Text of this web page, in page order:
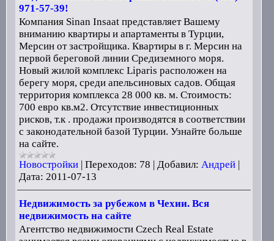
971-57-39!
Компания Sinan Insaat представляет Вашему
вниманию квартиры и апартаменты в Турции,
Мерсин от застройщика. Квартиры в г. Мерсин на
первой береговой линии Средиземного моря.
Новый жилой комплекс Liparis расположен на
берегу моря, среди апельсиновых садов. Общая
территория комплекса 28 000 кв. м. Стоимость:
700 евро кв.м2. Отсутствие инвестиционных
рисков, т.к . продажи производятся в соответствии
с законодательной базой Турции. Узнайте больше
на сайте.
Новостройки| Переходов: 78 | Добавил: Андрей |
Дата: 2011-07-13
Недвижимость за рубежом в Чехии. Вся
недвижимость на сайте
Агентство недвижимости Czech Real Estate